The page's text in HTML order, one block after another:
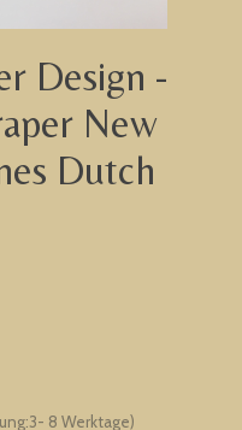
Design -
New
Dutch
8 Werktage)